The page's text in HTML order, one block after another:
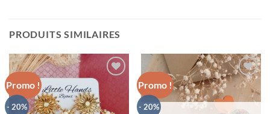
PRODUITS SIMILAIRES
Promo !
- 20%
Promo !
- 20%